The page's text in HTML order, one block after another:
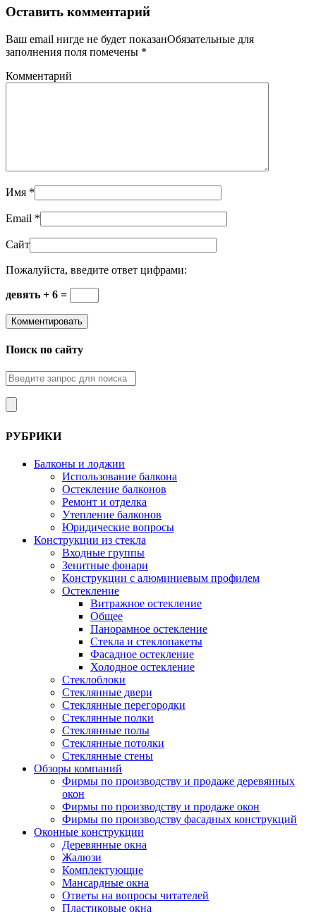
Оставить комментарий
Ваш email нигде не будет показанОбязательные для
заполнения поля помечены *
Комментарий
Имя *
Email *
Сайт
Пожалуйста, введите ответ цифрами:
девять + 6 =
Поиск по сайту
РУБРИКИ
Балконы и лоджии
Использование балкона
Остекление балконов
Ремонт и отделка
Утепление балконов
Юридические вопросы
Конструкции из стекла
Входные группы
Зенитные фонари
Конструкции с алюминиевым профилем
Остекление
Витражное остекление
Общее
Панорамное остекление
Стекла и стеклопакеты
Фасадное остекление
Холодное остекление
Стеклоблоки
Стеклянные двери
Стеклянные перегородки
Стеклянные полки
Стеклянные полы
Стеклянные потолки
Стеклянные стены
Обзоры компаний
Фирмы по производству и продаже деревянных
окон
Фирмы по производству и продаже окон
Фирмы по производству фасадных конструкций
Оконные конструкции
Деревянные окна
Жалюзи
Комплектующие
Мансардные окна
Ответы на вопросы читателей
Пластиковые окна